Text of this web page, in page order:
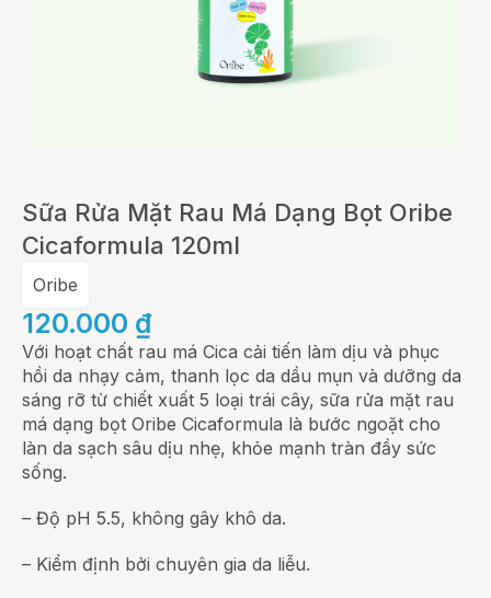
Sữa Rửa Mặt Rau Má Dạng Bọt Oribe
Cicaformula 120ml
Oribe
120.000 ₫
Với hoạt chất rau má Cica cải tiến làm dịu và phục
hồi da nhạy cảm, thanh lọc da dầu mụn và dưỡng da
sáng rỡ từ chiết xuất 5 loại trái cây, sữa rửa mặt rau
má dạng bọt Oribe Cicaformula là bước ngoặt cho
làn da sạch sâu dịu nhẹ, khỏe mạnh tràn đầy sức
sống.
– Độ pH 5.5, không gây khô da.
– Kiểm định bởi chuyên gia da liễu.